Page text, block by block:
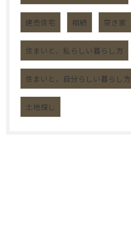
建売住宅 相続 空き家
住まいと、私らしい暮らし方
住まいと、自分らしい暮らし方
土地探し